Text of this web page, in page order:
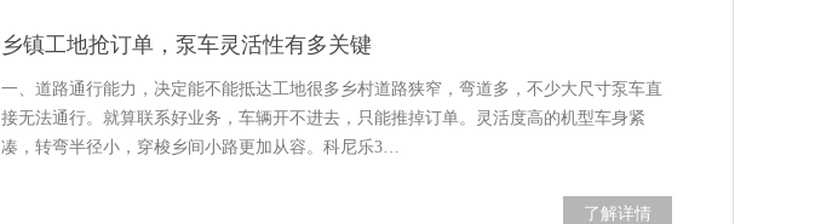
乡镇工地抢订单，泵车灵活性有多关键
一、道路通行能力，决定能不能抵达工地很多乡村道路狭窄，弯道多，不少大尺寸泵车直
接无法通行。就算联系好业务，车辆开不进去，只能推掉订单。灵活度高的机型车身紧
凑，转弯半径小，穿梭乡间小路更加从容。科尼乐3…
了解详情